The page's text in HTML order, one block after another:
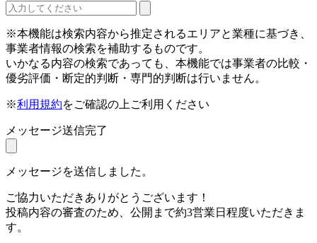
※本機能は検索内容から推定されるエリアと業種に基づき、
事業者情報の検索を補助するものです。
いかなる内容の検索であっても、本機能では事業者の比較・
優劣評価・断定的判断・専門的判断は行いません。
※利用規約をご確認の上ご利用ください
メッセージ送信完了
メッセージを送信しました。
ご協力いただきありがとうございます！
投稿内容の審査のため、公開まで約3営業日程度いただきま
す。